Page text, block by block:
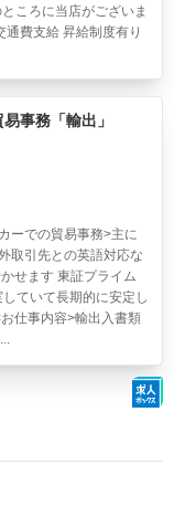
ころに当店がございま
費支給 昇給制度有り
事務「輸出」
ーでの貿易事務>主に
取引先との英語対応な
せます 東証プライム
ていて長期的に安定し
仕事内容>輸出入書類